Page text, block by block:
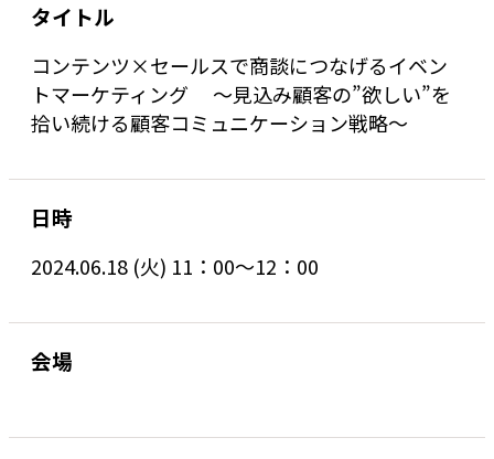
タイトル
コンテンツ×セールスで商談につなげるイベン
トマーケティング 〜見込み顧客の”欲しい”を
拾い続ける顧客コミュニケーション戦略〜
日時
2024.06.18 (火) 11：00～12：00
会場